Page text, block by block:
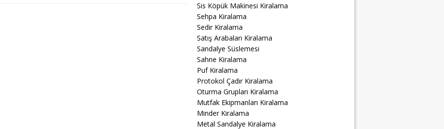
Sis Köpük Makinesi Kiralama
Sehpa Kiralama
Sedir Kiralama
Satış Arabaları Kiralama
Sandalye Süslemesi
Sahne Kiralama
Puf Kiralama
Protokol Çadır Kiralama
Oturma Grupları Kiralama
Mutfak Ekipmanları Kiralama
Minder Kiralama
Metal Sandalye Kiralama